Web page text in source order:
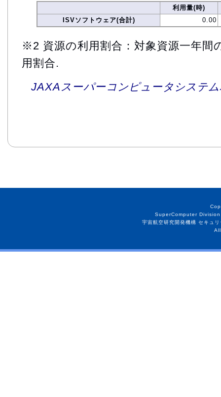
利用量(時)
ISVソフトウェア(合計)
0.00
※2 資源の利用割合：対象資源一年間
用割合.
JAXAスーパーコンピュータシステ
SuperComputer
宇宙航空研究開発機構 セキュ